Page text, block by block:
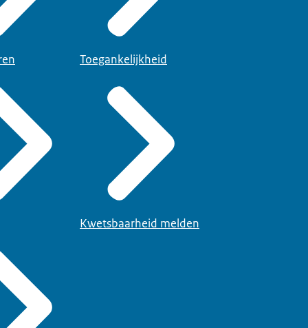
Toegankelijkheid
Kwetsbaarheid melden